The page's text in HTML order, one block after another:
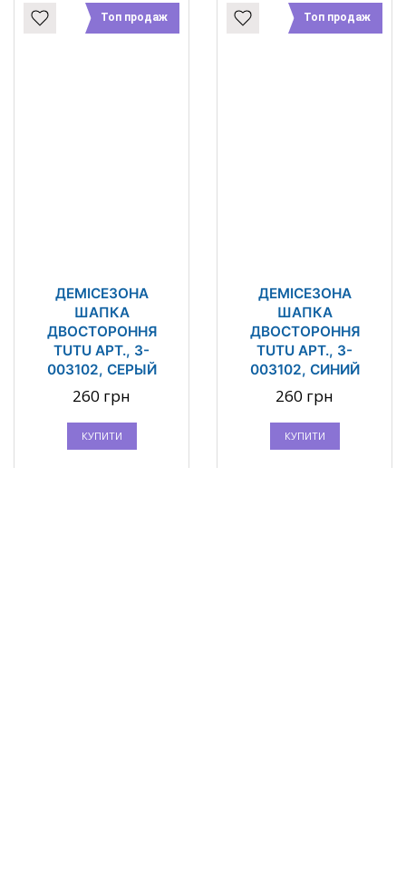
Топ продаж
ДЕМІСЕЗОНА
ШАПКА
ДВОСТОРОННЯ
TUTU АРТ., 3-
003102, СЕРЫЙ
260 грн
КУПИТИ
Топ продаж
ДЕМІСЕЗОНА
ШАПКА
ДВОСТОРОННЯ
TUTU АРТ., 3-
003102, СИНИЙ
260 грн
КУПИТИ